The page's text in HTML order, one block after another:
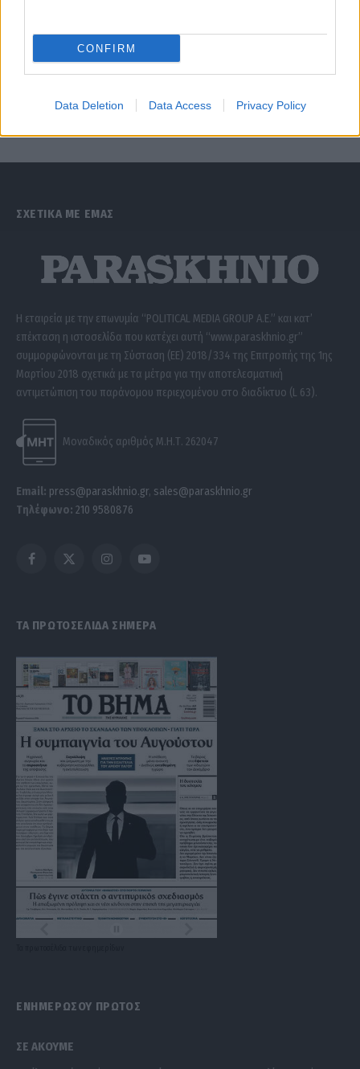
CONFIRM
Data Deletion Data Access Privacy Policy
ΣΧΕΤΙΚΑ ΜΕ ΕΜΑΣ
Η εταιρεία με την επωνυμία “POLITICAL MEDIA GROUP A.E.” και κατ’
επέκταση η ιστοσελίδα που κατέχει αυτή “www.paraskhnio.gr”
συμμορφώνονται με τη Σύσταση (ΕΕ) 2018/334 της Επιτροπής της 1ης
Μαρτίου 2018 σχετικά με τα μέτρα για την αποτελεσματική
αντιμετώπιση του παράνομου περιεχομένου στο διαδίκτυο (L 63).
Μοναδικός αριθμός Μ.Η.Τ. 262047
Email: press@paraskhnio.gr, sales@paraskhnio.gr
Τηλέφωνο: 210 9580876
Facebook
X
InstagramYouTube
ΤΑ ΠΡΩΤΟΣΕΛΙΔΑ ΣΗΜΕΡΑ
ΕΝΗΜΕΡΩΣΟΥ ΠΡΩΤΟΣ
ΣΕ ΑΚΟΥΜΕ